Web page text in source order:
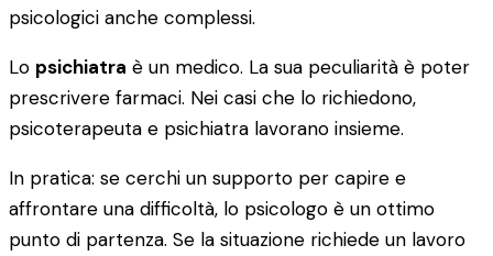
psicologici anche complessi.
Lo psichiatra è un medico. La sua peculiarità è poter
prescrivere farmaci. Nei casi che lo richiedono,
psicoterapeuta e psichiatra lavorano insieme.
In pratica: se cerchi un supporto per capire e
affrontare una difficoltà, lo psicologo è un ottimo
punto di partenza. Se la situazione richiede un lavoro